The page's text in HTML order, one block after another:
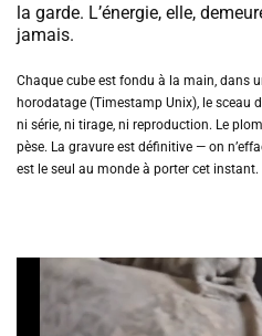
la garde. L’énergie, elle,
jamais.
Chaque cube est fondu à la main, dans
horodatage (Timestamp Unix), le sceau
ni série, ni tirage, ni reproduction. Le
pèse. La gravure est définitive — on
est le seul au monde à porter cet instant.